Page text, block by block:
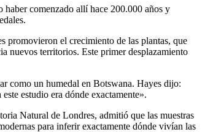
comenzado allí hace 200.000 años y
promovieron el crecimiento de las plantas, que
nuevos territorios. Este primer desplazamiento
como un humedal en Botswana. Hayes dijo:
estudio era dónde exactamente».
Natural de Londres, admitió que las muestras
para inferir exactamente dónde vivían las